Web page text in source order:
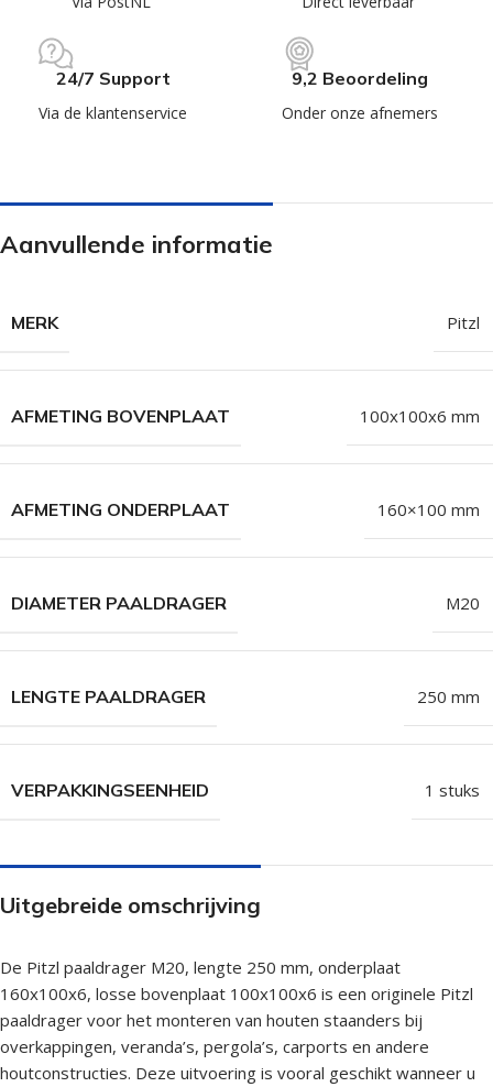
24/7 Support
Via de klantenservice
9,2 Beoordeling
Onder onze afnemers
Aanvullende informatie
MERK Pitzl
AFMETING BOVENPLAAT 100x100x6 mm
AFMETING ONDERPLAAT 160×100 mm
DIAMETER PAALDRAGER M20
LENGTE PAALDRAGER 250 mm
VERPAKKINGSEENHEID 1 stuks
Uitgebreide omschrijving
De Pitzl paaldrager M20, lengte 250 mm, onderplaat
160x100x6, losse bovenplaat 100x100x6 is een originele Pitzl
paaldrager voor het monteren van houten staanders bij
overkappingen, veranda’s, pergola’s, carports en andere
houtconstructies. Deze uitvoering is vooral geschikt wanneer u